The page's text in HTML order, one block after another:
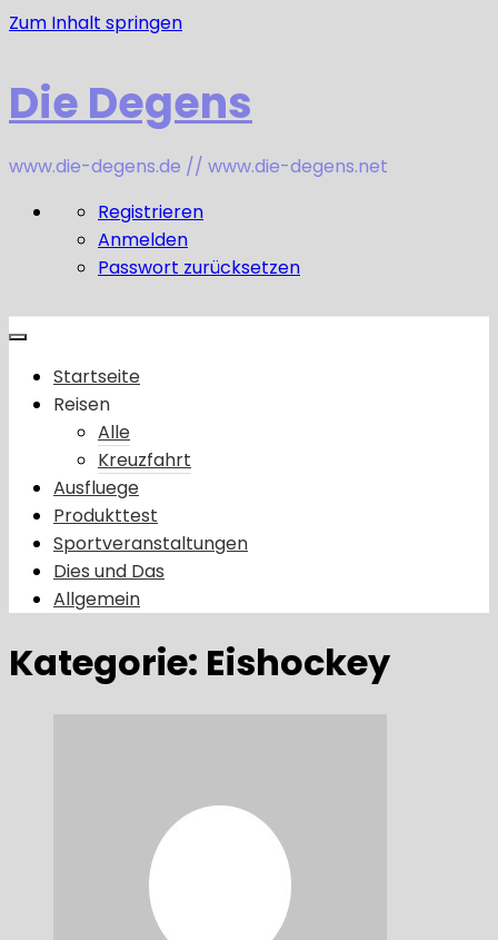
Zum Inhalt springen
Die Degens
www.die-degens.de // www.die-degens.net
Registrieren
Anmelden
Passwort zurücksetzen
Startseite
Reisen
Alle
Kreuzfahrt
Ausfluege
Produkttest
Sportveranstaltungen
Dies und Das
Allgemein
Kategorie: Eishockey